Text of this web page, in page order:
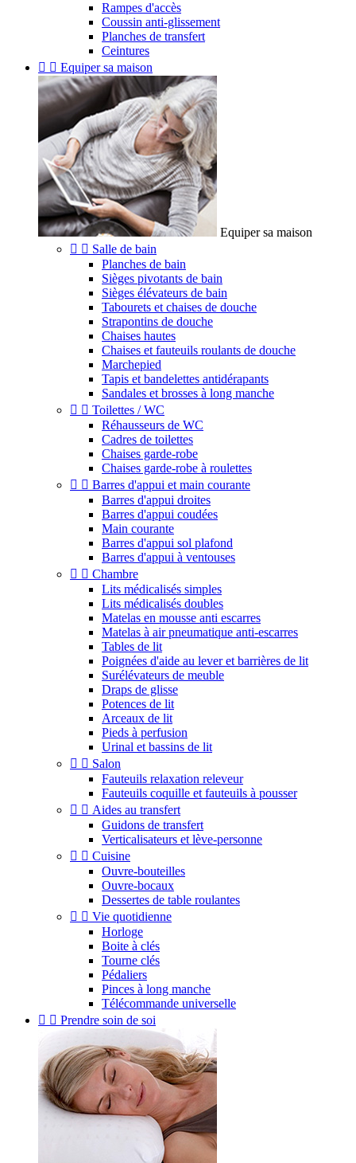
Rampes d'accès
Coussin anti-glissement
Planches de transfert
Ceintures
  Equiper sa maison
Equiper sa maison
  Salle de bain
Planches de bain
Sièges pivotants de bain
Sièges élévateurs de bain
Tabourets et chaises de douche
Strapontins de douche
Chaises hautes
Chaises et fauteuils roulants de douche
Marchepied
Tapis et bandelettes antidérapants
Sandales et brosses à long manche
  Toilettes / WC
Réhausseurs de WC
Cadres de toilettes
Chaises garde-robe
Chaises garde-robe à roulettes
  Barres d'appui et main courante
Barres d'appui droites
Barres d'appui coudées
Main courante
Barres d'appui sol plafond
Barres d'appui à ventouses
  Chambre
Lits médicalisés simples
Lits médicalisés doubles
Matelas en mousse anti escarres
Matelas à air pneumatique anti-escarres
Tables de lit
Poignées d'aide au lever et barrières de lit
Surélévateurs de meuble
Draps de glisse
Potences de lit
Arceaux de lit
Pieds à perfusion
Urinal et bassins de lit
  Salon
Fauteuils relaxation releveur
Fauteuils coquille et fauteuils à pousser
  Aides au transfert
Guidons de transfert
Verticalisateurs et lève-personne
  Cuisine
Ouvre-bouteilles
Ouvre-bocaux
Dessertes de table roulantes
  Vie quotidienne
Horloge
Boite à clés
Tourne clés
Pédaliers
Pinces à long manche
Télécommande universelle
  Prendre soin de soi